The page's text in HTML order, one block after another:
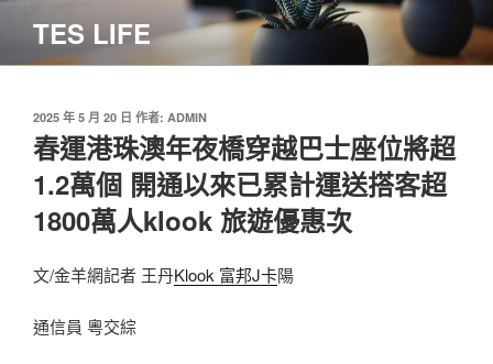
主
TES LIFE
發
佈
於
2025 年 5 月 20 日 作者: ADMIN
春運港珠澳年夜橋穿越巴士座位將超
1.2萬個 開通以來已累計運送搭客超
1800萬人klook 旅遊優惠次
文/金羊網記者 王丹Klook 富邦J卡陽
通信員 粵交綜